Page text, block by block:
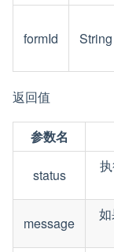
formId String
返回值
参数名
status
message